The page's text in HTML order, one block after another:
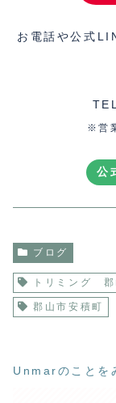
お電話や公式
※営
公
ブログ
トリミング 郡
郡山市安積町
Unmarのことを